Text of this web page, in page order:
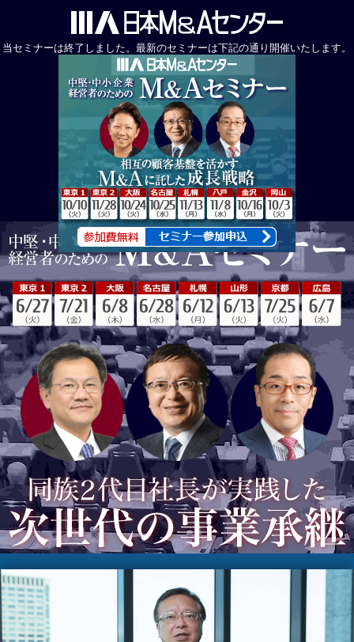
当セミナーは終了しました。最新のセミナーは下記の通り開催いたします。